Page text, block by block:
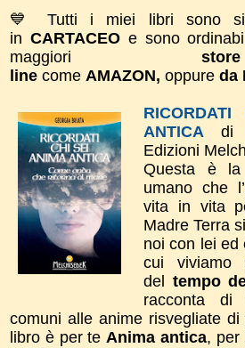
💙 Tutti i miei libri sono
in CARTACEO e sono
maggiori
line come AMAZON, oppure da
ANTICA
di
Edizioni
Questa è
umano che
vita in vita
Madre Terra
noi con lei ed
cui
del tempo
racconta di
comuni alle anime risvegliate
libro è per te Anima antica, per